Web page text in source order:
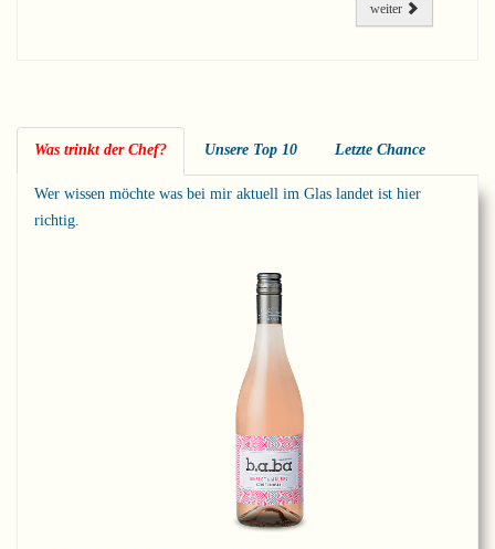
weiter
Was trinkt der Chef? Unsere Top 10 Letzte Chance
Wer wissen möchte was bei mir aktuell im Glas landet ist hier
richtig.